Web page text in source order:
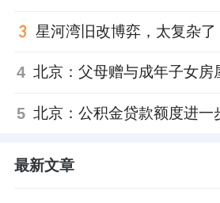
星河湾旧改博弈，太复杂了
4
5
最新文章